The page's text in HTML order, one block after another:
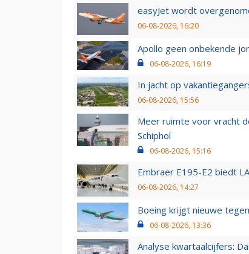
easyJet wordt
06-08-2026, 16:20
Apollo geen onbekende
06-08-2026, 16:19
In jacht op
06-08-2026, 15:56
Meer ruimte voor vracht
Schiphol
06-08-2026, 15:16
Embraer E195-E2 biedt
06-08-2026, 14:27
Boeing krijgt nieuwe
06-08-2026, 13:36
Analyse kwartaalcijfers: